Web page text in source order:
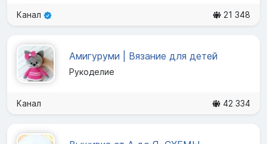
Канал 21 348
Амигуруми | Вязание для детей
Рукоделие
Канал 42 334